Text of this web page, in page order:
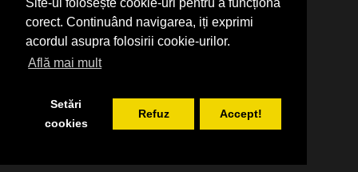
Site-ul folosește cookie-uri pentru a funcționa
corect. Continuând navigarea, iți exprimi
acordul asupra folosirii cookie-urilor.
Află mai mult
Setări
cookies
Refuz Accept!